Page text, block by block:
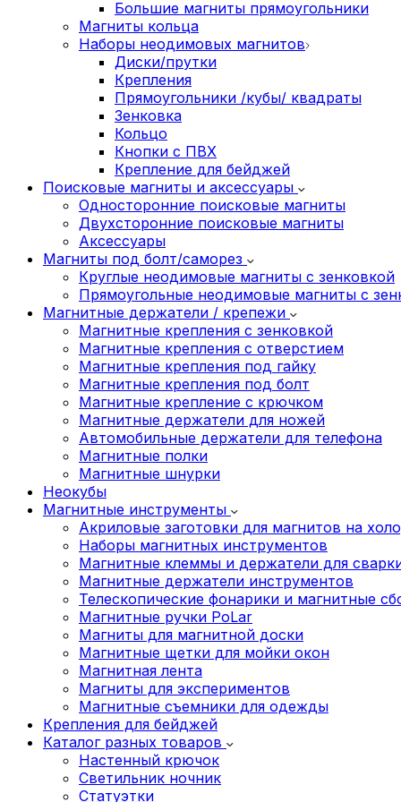
Большие магниты прямоугольники
Магниты кольца
Наборы неодимовых магнитов
Диски/прутки
Крепления
Прямоугольники /кубы/ квадраты
Зенковка
Кольцо
Кнопки с ПВХ
Крепление для бейджей
Поисковые магниты и аксессуары
Односторонние поисковые магниты
Двухсторонние поисковые магниты
Аксессуары
Магниты под болт/саморез
Круглые неодимовые магниты с зенковкой
Прямоугольные неодимовые магниты с
Магнитные держатели / крепежи
Магнитные крепления с зенковкой
Магнитные крепления с отверстием
Магнитные крепления под гайку
Магнитные крепления под болт
Магнитные крепление с крючком
Магнитные держатели для ножей
Автомобильные держатели для телефона
Магнитные полки
Магнитные шнурки
Неокубы
Магнитные инструменты
Акриловые заготовки для магнитов на
Наборы магнитных инструментов
Магнитные клеммы и держатели для
Магнитные держатели инструментов
Телескопические фонарики и магнитные
Магнитные ручки PoLar
Магниты для магнитной доски
Магнитные щетки для мойки окон
Магнитная лента
Магниты для экспериментов
Магнитные съемники для одежды
Крепления для бейджей
Каталог разных товаров
Настенный крючок
Светильник ночник
Статуэтки